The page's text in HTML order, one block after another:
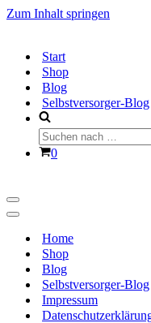
Zum Inhalt springen
Start
Shop
Blog
Selbstversorger-Blog
Suchen
nach …
Warenkorb
0
Navigationsmenü
Navigationsmenü
Home
Shop
Blog
Selbstversorger-Blog
Impressum